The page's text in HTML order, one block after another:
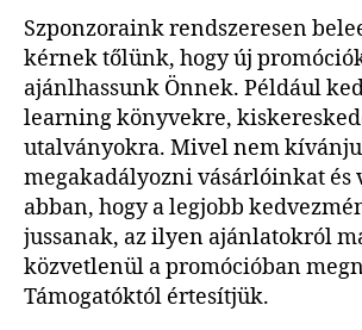
Szponzoraink rendszeresen
kérnek tőlünk, hogy új
ajánlhassunk Önnek. Például
learning könyvekre,
utalványokra. Mivel nem
megakadályozni vásárlóinkat és
abban, hogy a legjobb
jussanak, az ilyen ajánlatokról
közvetlenül a promócióban
Támogatóktól értesítjük.